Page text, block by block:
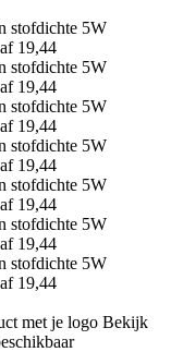
met je logo Bekijk